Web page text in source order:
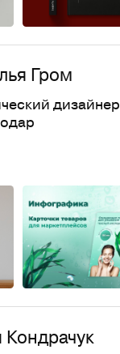
Гром
дизайнер